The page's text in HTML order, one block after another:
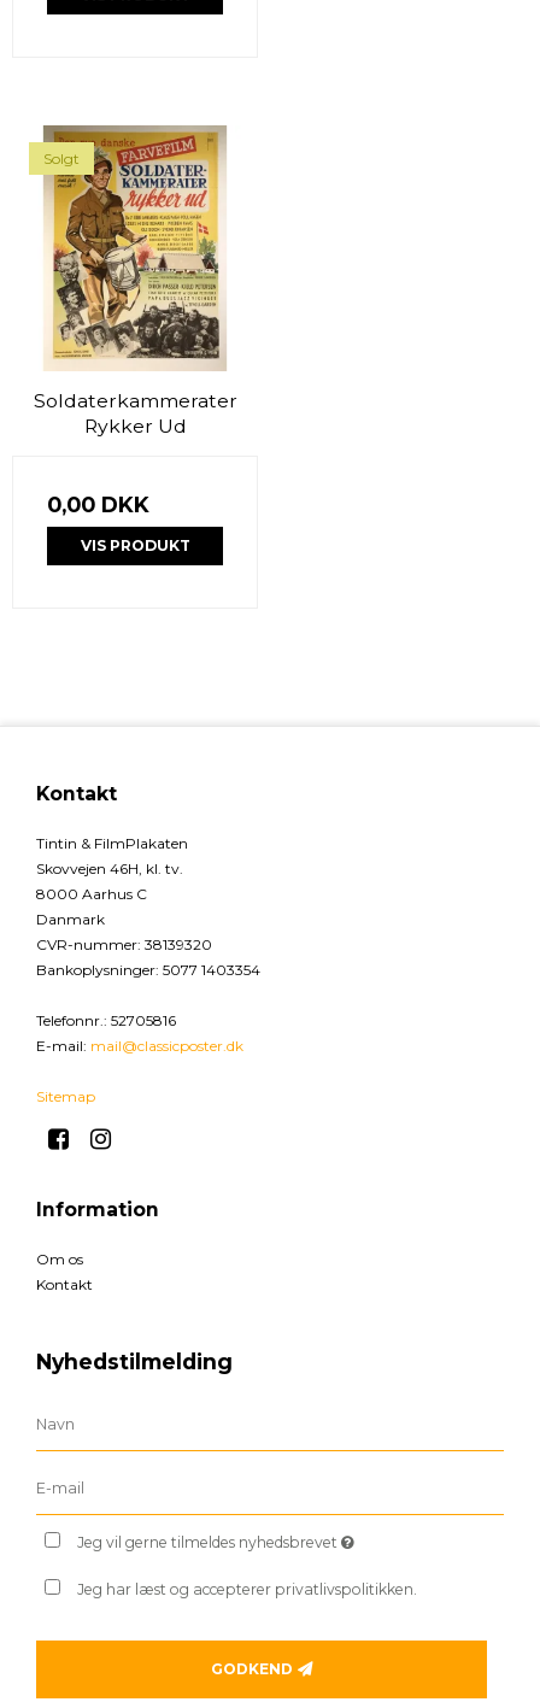
Solgt
Soldaterkammerater
Rykker Ud
0,00 DKK
VIS PRODUKT
Kontakt
Tintin & FilmPlakaten
Skovvejen 46H, kl. tv.
8000 Aarhus C
Danmark
CVR-nummer: 38139320
Bankoplysninger: 5077 1403354
Telefonnr.: 52705816
E-mail: mail@classicposter.dk
Sitemap
Information
Om os
Kontakt
Nyhedstilmelding
Jeg vil gerne tilmeldes nyhedsbrevet
Jeg har læst og accepterer privatlivspolitikken.
GODKEND